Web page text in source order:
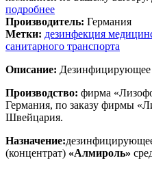
подробнее
Производитель: Германия
Метки: дезинфекция
санитарного транспорта
Описание: Дезинфицирующее
Производство: фирма
Германия, по заказу фирмы
Швейцария.
Назначение:
(концентрат) «Алмироль»